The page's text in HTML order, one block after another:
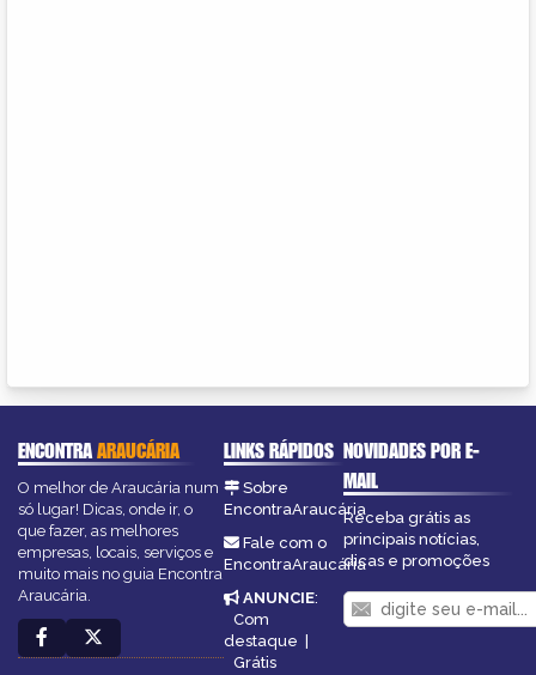
ENCONTRAARAUCÁRIA
O melhor de Araucária num
só lugar! Dicas, onde ir, o
que fazer, as melhores
empresas, locais, serviços e
muito mais no guia Encontra
Araucária.
LINKS RÁPIDOS
Sobre
EncontraAraucária
Fale com o
EncontraAraucária
ANUNCIE:
Com
destaque |
Grátis
NOVIDADES POR E-
MAIL
Receba grátis as
principais notícias,
dicas e promoções